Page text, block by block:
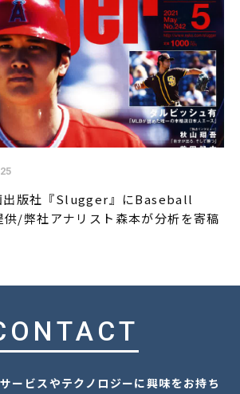
出版社『Slugger』にBaseball
/弊社アナリスト森本が分析を寄稿
ービスやテクノロジーに興味をお持ち